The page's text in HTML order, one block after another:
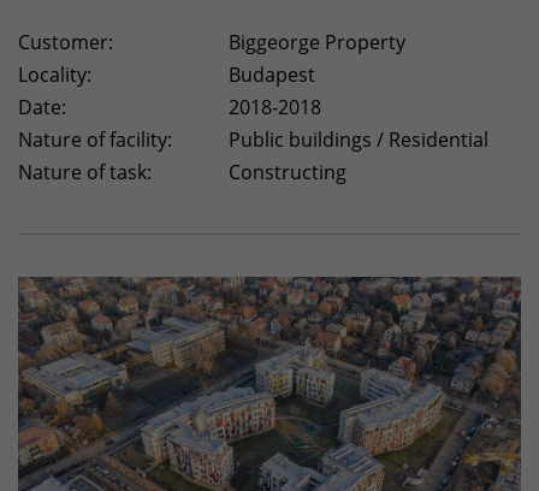
Customer:
Biggeorge Property
Locality:
Budapest
Date:
2018-2018
Nature of facility:
Public buildings / Residential
Nature of task:
Constructing